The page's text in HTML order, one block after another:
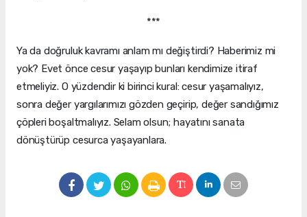
***
Ya da doğruluk kavramı anlam mı değiştirdi? Haberimiz mi
yok? Evet önce cesur yaşayıp bunları kendimize itiraf
etmeliyiz. O yüzdendir ki birinci kural: cesur yaşamalıyız,
sonra değer yargılarımızı gözden geçirip, değer sandığımız
çöpleri boşaltmalıyız. Selam olsun; hayatını sanata
dönüştürüp cesurca yaşayanlara.